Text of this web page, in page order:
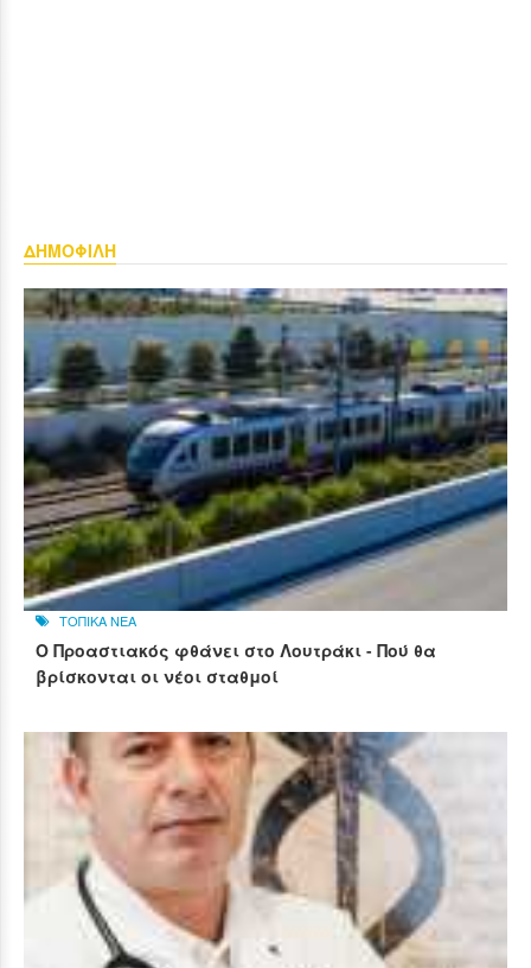
ΔΗΜΟΦΙΛΗ
ΤΟΠΙΚΑ ΝΕΑ
Ο Προαστιακός φθάνει στο Λουτράκι - Πού θα
βρίσκονται οι νέοι σταθμοί